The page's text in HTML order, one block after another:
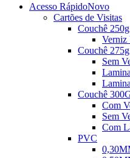
Acesso RápidoNovo
Cartões de Visitas
Couchê 250g
Verniz
Couchê 275g
Sem
Couchê
Com
Sem
Com
PVC